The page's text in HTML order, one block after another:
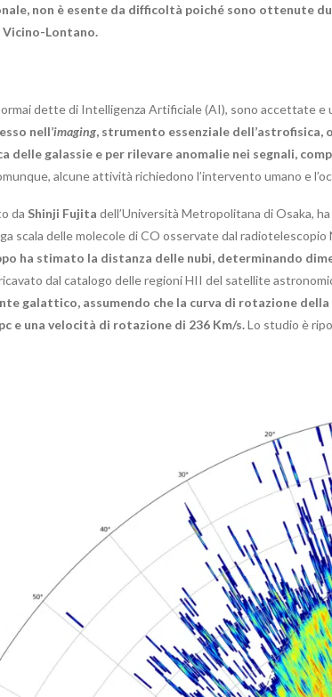
non è esente da difficoltà poiché sono ottenute
Lontano.
ormai dette di Intelligenza Artificiale (AI), sono accettate e
nell’imaging, strumento essenziale
delle galassie e per rilevare anomalie nei segnali,
alcune attività richiedono l’intervento umano e
da Shinji Fujita dell’Università Metropolitana di Osaka,
scala delle molecole di CO osservate dal radiotelescopio
ha stimato la distanza delle nubi, determinando
dal catalogo delle regioni HII del satellite
galattico, assumendo che la curva di rotazione
e una velocità di rotazione di 236 Km/s.Lo studio è